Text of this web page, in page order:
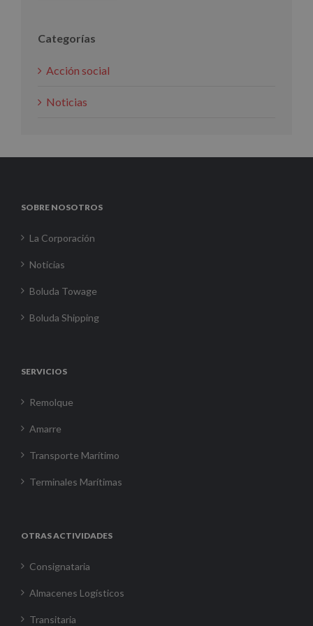
Categorías
Acción social
Noticias
SOBRE NOSOTROS
La Corporación
Noticias
Boluda Towage
Boluda Shipping
SERVICIOS
Remolque
Amarre
Transporte Marítimo
Terminales Marítimas
OTRAS ACTIVIDADES
Consignataria
Almacenes Logísticos
Transitaria